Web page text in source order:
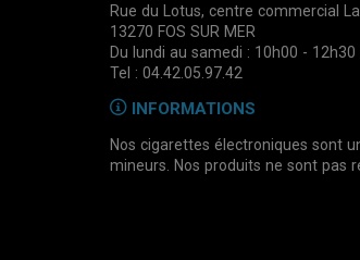
Rue du Lotus, centre commercial
13270 FOS SUR MER
Du lundi au samedi : 10h00 -
Tel : 04.42.05.97.42
INFORMATIONS
Nos cigarettes électroniques sont
mineurs. Nos produits ne sont pas